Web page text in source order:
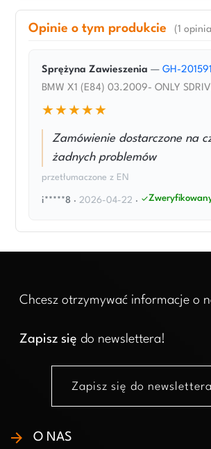
Opinie o tym produkcie (1
Sprężyna Zawieszenia —GH-201591
BMW X1 (E84) 03.2009- ONLY
★★★★★
Zamówienie dostarczone na
żadnych problemów
przetłumaczone z EN
i*****8 ·2026-04-22 ·
Chcesz otrzymywać informacje o
Zapisz się do newslettera!
Zapisz się do newslettera
O NAS